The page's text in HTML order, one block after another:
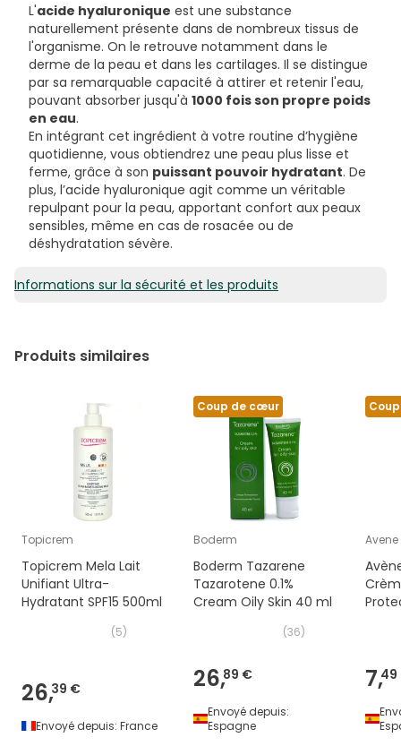
CHOLESTEROL, PHENOXYETHANOL, DISODIUM EDTA,
DIPOTASSIUM PHOSPHATE, CAPRYLYL
GLYCOL, PHYTOSPHINGOSINE, XANTHAN
GUM, POLYGLYCERYL-3
DIISOSTEARATE, ETHYLHEXYLGLYCERIN.
L'acide hyaluronique est une substance
naturellement présente dans de nombreux tissus de
l'organisme. On le retrouve notamment dans le
derme de la peau et dans les cartilages. Il se distingue
par sa remarquable capacité à attirer et retenir l'eau,
pouvant absorber jusqu'à 1000 fois son propre poids
en eau.
En intégrant cet ingrédient à votre routine d’hygiène
quotidienne, vous obtiendrez une peau plus lisse et
ferme, grâce à son puissant pouvoir hydratant. De
plus, l’acide hyaluronique agit comme un véritable
repulpant pour la peau, apportant confort aux peaux
sensibles, même en cas de rosacée ou de
déshydratation sévère.
Informations sur la sécurité et les produits
Produits similaires
Topicrem
Topicrem Mela Lait
Unifiant Ultra-
Hydratant SPF15 500ml
(5)
26,39 €
Envoyé depuis: France
Coup de cœur
Boderm
Boderm Tazarene
Tazarotene 0.1%
Cream Oily Skin 40 ml
(36)
26,89 €
Envoyé depuis:
Espagne
Avene
7,